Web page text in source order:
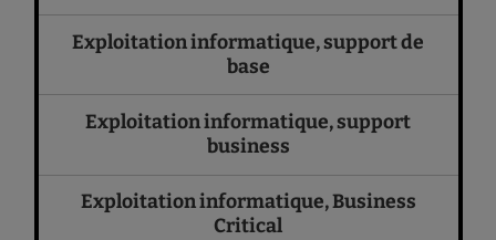
Exploitation informatique, support de
base
Exploitation informatique, support
business
Exploitation informatique, Business
Critical